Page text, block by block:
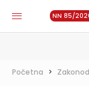
NN 85/
Početna >